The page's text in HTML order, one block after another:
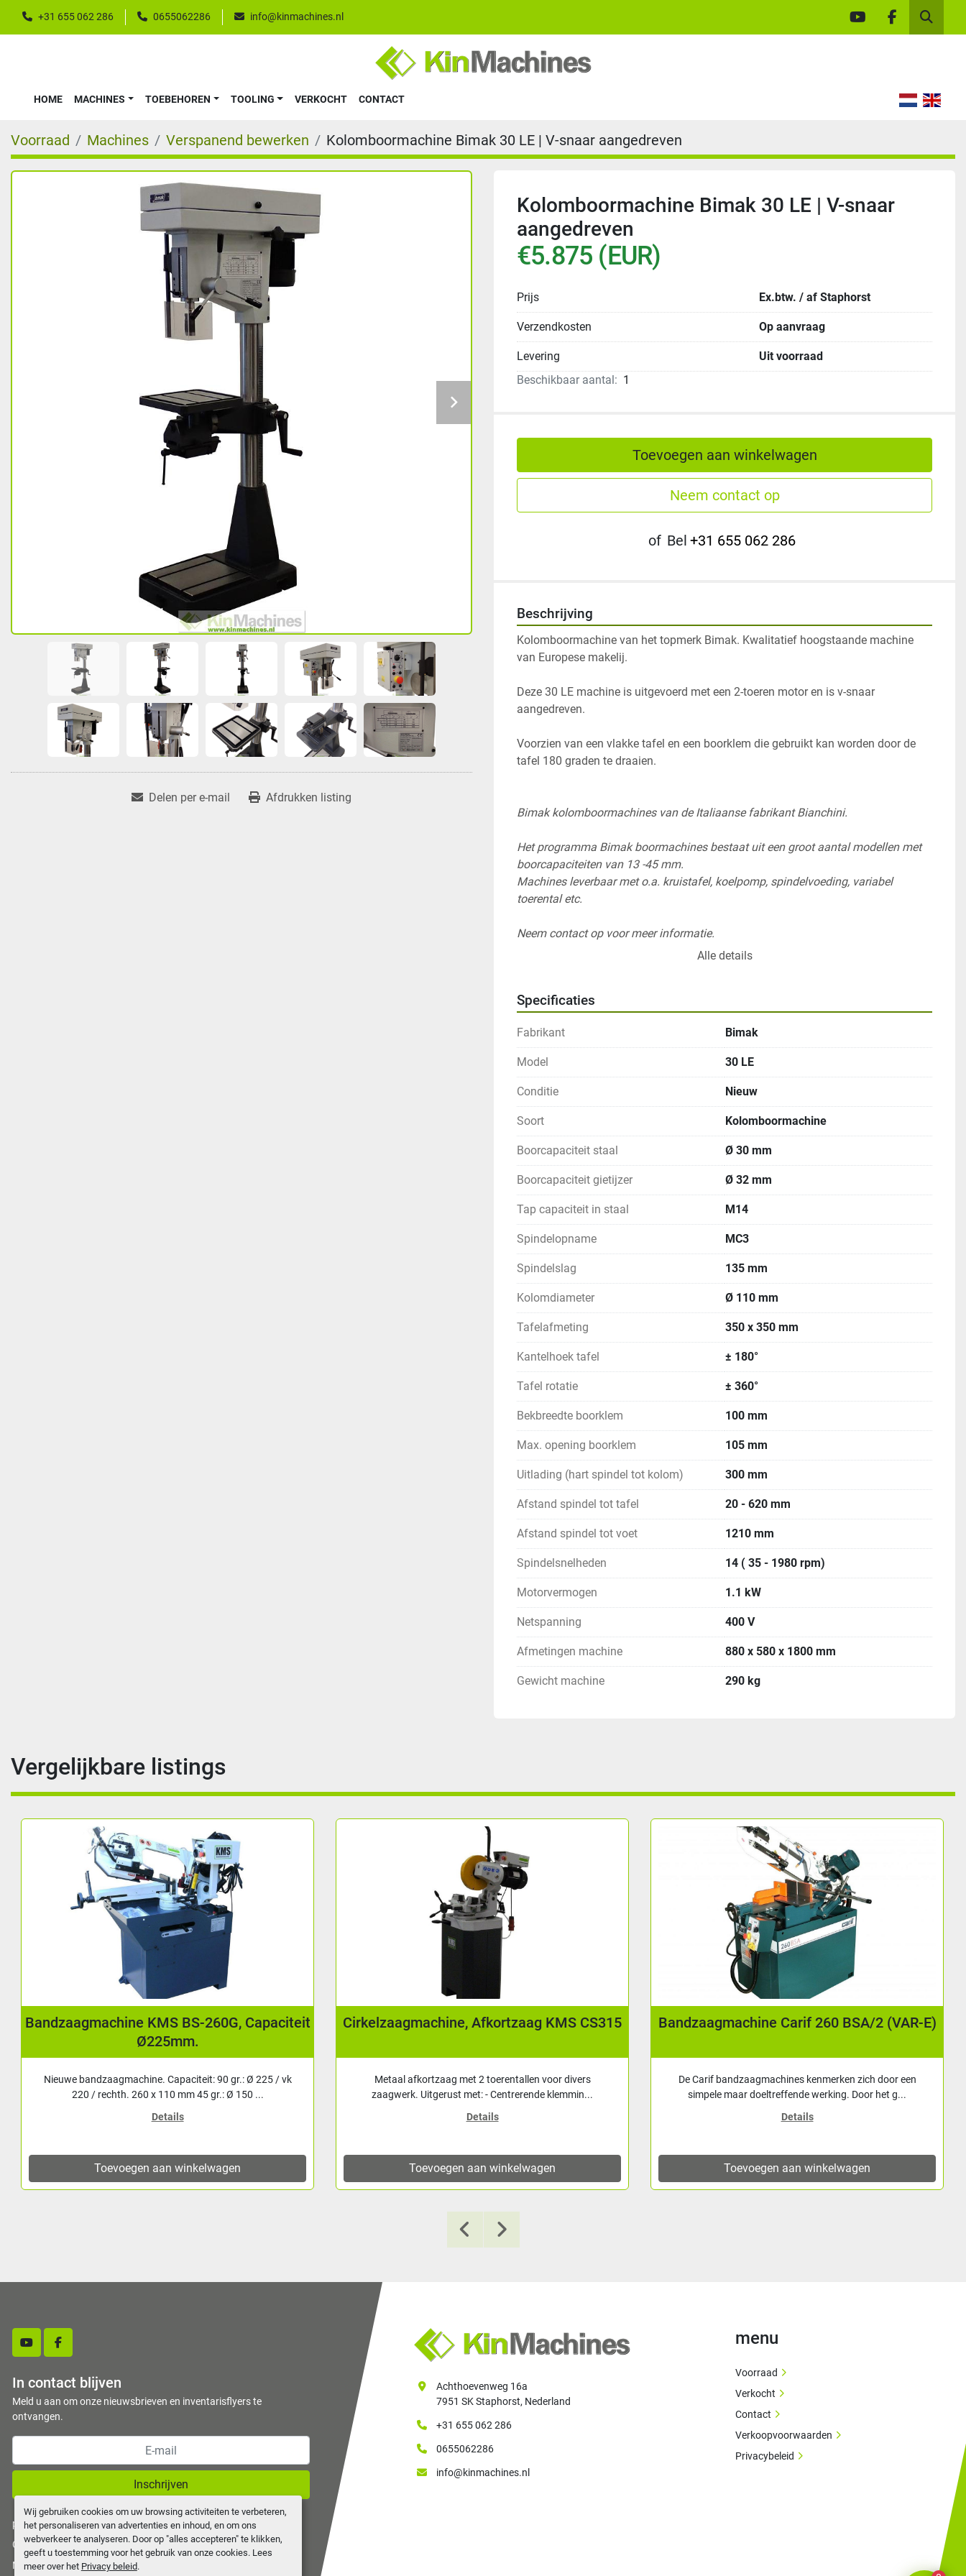
Wij gebruiken cookies om uw browsing activiteiten te verbeteren,
het personaliseren van advertenties en inhoud, en om ons
webverkeer te analyseren. Door op "alles accepteren" te klikken,
geeft u toestemming voor het gebruik van onze cookies. Lees
meer over het Privacy beleid.
+31 655 062 286 0655062286 info@kinmachines.nl
youtubefacebook
Zoek
HOME MACHINES TOEBEHOREN TOOLING VERKOCHT CONTACT
Voorraad Machines Verspanend bewerken Kolomboormachine Bimak 30 LE | V-snaar aangedreven
Delen per e-mail Afdrukken listing
Kolomboormachine Bimak 30 LE | V-snaar
aangedreven
€5.875 (EUR)
Prijs Ex.btw. / af Staphorst
Verzendkosten Op aanvraag
Levering
Uit voorraad
Beschikbaar aantal: 1
Toevoegen aan winkelwagen
Neem contact op
of Bel +31 655 062 286
Beschrijving
Kolomboormachine van het topmerk Bimak. Kwalitatief hoogstaande machine
van Europese makelij.
Deze 30 LE machine is uitgevoerd met een 2-toeren motor en is v-snaar
aangedreven.
Voorzien van een vlakke tafel en een boorklem die gebruikt kan worden door de
tafel 180 graden te draaien.
Bimak kolomboormachines van de Italiaanse fabrikant Bianchini.
Het programma Bimak boormachines bestaat uit een groot aantal modellen met
boorcapaciteiten van 13 -45 mm.
Machines leverbaar met o.a. kruistafel, koelpomp, spindelvoeding, variabel
toerental etc.
Neem contact op voor meer informatie.
Alle details
Specificaties
Fabrikant Bimak
Model 30 LE
Conditie Nieuw
Soort Kolomboormachine
Boorcapaciteit staal Ø 30 mm
Boorcapaciteit gietijzer Ø 32 mm
Tap capaciteit in staal M14
Spindelopname MC3
Spindelslag 135 mm
Kolomdiameter Ø 110 mm
Tafelafmeting 350 x 350 mm
Kantelhoek tafel ± 180°
Tafel rotatie ± 360°
Bekbreedte boorklem 100 mm
Max. opening boorklem 105 mm
Uitlading (hart spindel tot kolom) 300 mm
Afstand spindel tot tafel 20 - 620 mm
Afstand spindel tot voet 1210 mm
Spindelsnelheden 14 ( 35 - 1980 rpm)
Motorvermogen 1.1 kW
Netspanning 400 V
Afmetingen machine 880 x 580 x 1800 mm
Gewicht machine 290 kg
Vergelijkbare listings
Cirkelzaagmachine, Afkortzaag KMS CS315
Metaal afkortzaag met 2 toerentallen voor divers
zaagwerk. Uitgerust met: - Centrerende klemmin...
Toevoegen aan winkelwagen
Bandzaagmachine Carif 260 BSA/2 (VAR-E)
De Carif bandzaagmachines kenmerken zich door een
simpele maar doeltreffende werking. Door het g...
Toevoegen aan winkelwagen
Kolomboormachine | kruistafel | digitale
De Bimak Mod. 35 MT/C is een zorgvuldig onderhouden
kolomboormachine met een kruistafel, voorzien...
Toevoegen aan winkelwagen
youtubefacebook
In contact blijven
Meld u aan om onze nieuwsbrieven en inventarisflyers te
ontvangen.
Inschrijven
privacy policy
Cookies beheren
Machinio Systemwebsite door
Achthoevenweg 16a
7951 SK Staphorst, Nederland
+31 655 062 286
0655062286
info@kinmachines.nl
menu
Voorraad
Verkocht
Contact
Verkoopvoorwaarden
Privacybeleid